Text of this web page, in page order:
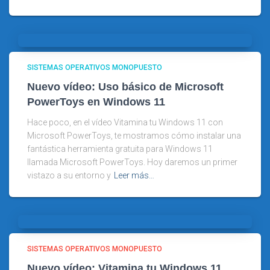
SISTEMAS OPERATIVOS MONOPUESTO
Nuevo vídeo: Uso básico de Microsoft
PowerToys en Windows 11
Hace poco, en el vídeo Vitamina tu Windows 11 con
Microsoft PowerToys, te mostramos cómo instalar una
fantástica herramienta gratuita para Windows 11
llamada Microsoft PowerToys. Hoy daremos un primer
vistazo a su entorno y
Leer más…
SISTEMAS OPERATIVOS MONOPUESTO